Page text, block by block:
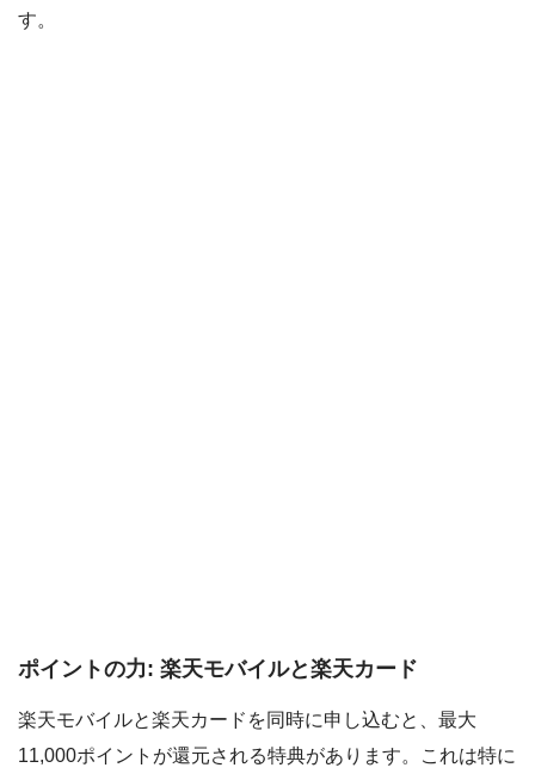
す。
ポイントの力: 楽天モバイルと楽天カード
楽天モバイルと楽天カードを同時に申し込むと、最大
11,000ポイントが還元される特典があります。これは特に